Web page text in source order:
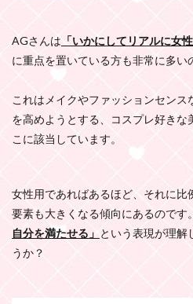
AGさんは 「いかにしてリアルに女
に重点を置いている方も非常に多い
これはメイクやファッションセン
を高めようとする、コスプレ好きな
こに該当しています。
女性用であればあるほど、それに比
要素も大きくなる傾向にあるのです。
自分を満たせる」 という表現が理解
うか？